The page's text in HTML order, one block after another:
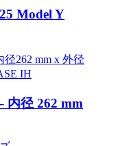
Model Y
内径 262 mm